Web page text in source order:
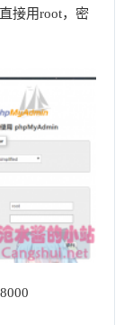
接用root，密